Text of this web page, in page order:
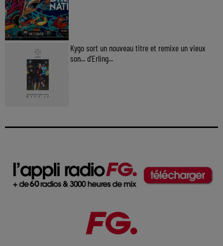
Kygo sort un nouveau titre et remixe un vieux
son... d'Erling...